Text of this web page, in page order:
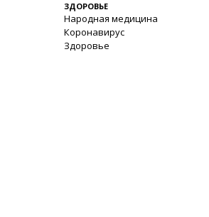
ЗДОРОВЬЕ
Народная медицина
Коронавирус
Здоровье